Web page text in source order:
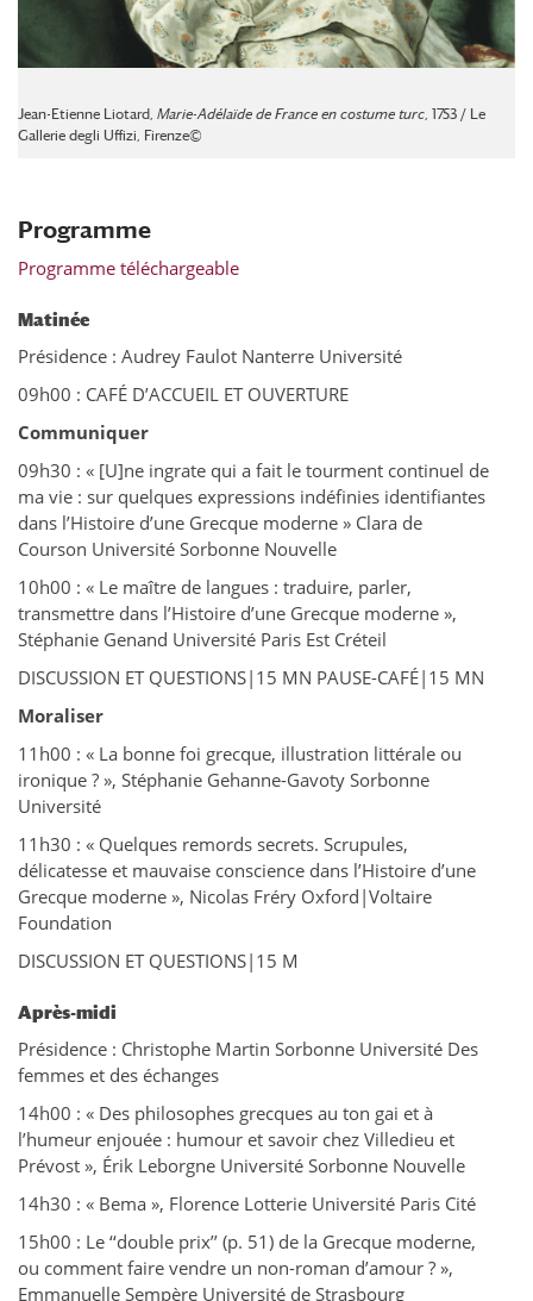
Jean-Etienne Liotard, Marie-Adélaïde de France en costume turc, 1753 / Le
Gallerie degli Uffizi, Firenze©
Programme
Programme téléchargeable
Matinée
Présidence : Audrey Faulot Nanterre Université
09h00 : CAFÉ D’ACCUEIL ET OUVERTURE
Communiquer
09h30 : « [U]ne ingrate qui a fait le tourment continuel de
ma vie : sur quelques expressions indéfinies identifiantes
dans l’Histoire d’une Grecque moderne » Clara de
Courson Université Sorbonne Nouvelle
10h00 : « Le maître de langues : traduire, parler,
transmettre dans l’Histoire d’une Grecque moderne »,
Stéphanie Genand Université Paris Est Créteil
DISCUSSION ET QUESTIONS|15 MN PAUSE-CAFÉ|15 MN
Moraliser
11h00 : « La bonne foi grecque, illustration littérale ou
ironique ? », Stéphanie Gehanne-Gavoty Sorbonne
Université
11h30 : « Quelques remords secrets. Scrupules,
délicatesse et mauvaise conscience dans l’Histoire d’une
Grecque moderne », Nicolas Fréry Oxford|Voltaire
Foundation
DISCUSSION ET QUESTIONS|15 M
Après-midi
Présidence : Christophe Martin Sorbonne Université Des
femmes et des échanges
14h00 : « Des philosophes grecques au ton gai et à
l’humeur enjouée : humour et savoir chez Villedieu et
Prévost », Érik Leborgne Université Sorbonne Nouvelle
14h30 : « Bema », Florence Lotterie Université Paris Cité
15h00 : Le ‘‘double prix’’ (p. 51) de la Grecque moderne,
ou comment faire vendre un non-roman d’amour ? »,
Emmanuelle Sempère Université de Strasbourg